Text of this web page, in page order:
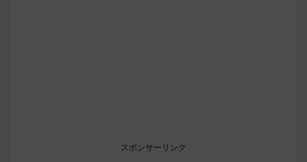
スポンサーリンク